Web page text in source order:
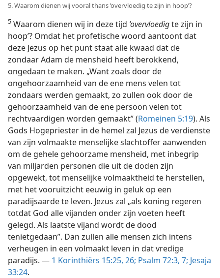
5. Waarom dienen wij vooral thans ’overvloedig te zijn in hoop’?
5 Waarom dienen wij in deze tijd ’overvloedigte zijn in
hoop’? Omdat het profetische woord aantoont dat
deze Jezus op het punt staat alle kwaad dat de
zondaar Adam de mensheid heeft berokkend,
ongedaan te maken. „Want zoals door de
ongehoorzaamheid van de ene mens velen tot
zondaars werden gemaakt, zo zullen ook door de
gehoorzaamheid van de ene persoon velen tot
rechtvaardigen worden gemaakt” (Romeinen 5:19). Als
Gods Hogepriester in de hemel zal Jezus de verdienste
van zijn volmaakte menselijke slachtoffer aanwenden
om de gehele gehoorzame mensheid, met inbegrip
van miljarden personen die uit de doden zijn
opgewekt, tot menselijke volmaaktheid te herstellen,
met het vooruitzicht eeuwig in geluk op een
paradijsaarde te leven. Jezus zal „als koning regeren
totdat God alle vijanden onder zijn voeten heeft
gelegd. Als laatste vijand wordt de dood
tenietgedaan”. Dan zullen alle mensen zich intens
verheugen in een volmaakt leven in dat vredige
paradijs. — 1 Korinthiërs 15:25, 26; Psalm 72:3, 7; Jesaja
33:24.